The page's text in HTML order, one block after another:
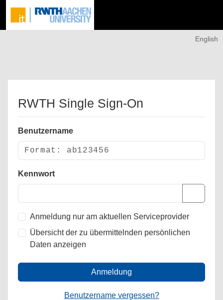
English
RWTH Single Sign-On
Benutzername
Kennwort
Anmeldung nur am aktuellen Serviceprovider
Übersicht der zu übermittelnden persönlichen
Daten anzeigen
Anmeldung
Benutzername vergessen?